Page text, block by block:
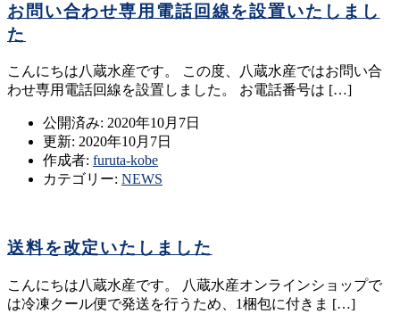
お問い合わせ専用電話回線を設置いたしまし
た
こんにちは八蔵水産です。 この度、八蔵水産ではお問い合
わせ専用電話回線を設置しました。 お電話番号は […]
公開済み: 2020年10月7日
更新: 2020年10月7日
作成者: furuta-kobe
カテゴリー: NEWS
送料を改定いたしました
こんにちは八蔵水産です。 八蔵水産オンラインショップで
は冷凍クール便で発送を行うため、1梱包に付きま […]